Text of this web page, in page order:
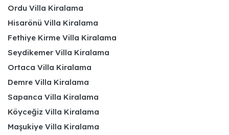
Ordu Villa Kiralama
Hisarönü Villa Kiralama
Fethiye Kirme Villa Kiralama
Seydikemer Villa Kiralama
Ortaca Villa Kiralama
Demre Villa Kiralama
Sapanca Villa Kiralama
Köyceğiz Villa Kiralama
Maşukiye Villa Kiralama